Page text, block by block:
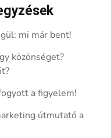
mi már bent!
közönséget?
a figyelem!
útmutató a